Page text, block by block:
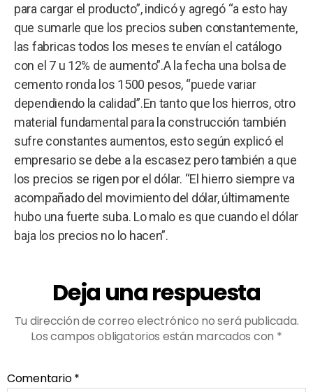
para cargar el producto”, indicó y agregó “a esto hay
que sumarle que los precios suben constantemente,
las fabricas todos los meses te envían el catálogo
con el 7 u 12% de aumento”.A la fecha una bolsa de
cemento ronda los 1500 pesos, “puede variar
dependiendo la calidad”.En tanto que los hierros, otro
material fundamental para la construcción también
sufre constantes aumentos, esto según explicó el
empresario se debe a la escasez pero también a que
los precios se rigen por el dólar. “El hierro siempre va
acompañado del movimiento del dólar, últimamente
hubo una fuerte suba. Lo malo es que cuando el dólar
baja los precios no lo hacen”.
Deja una respuesta
Tu dirección de correo electrónico no será publicada.
Los campos obligatorios están marcados con *
Comentario*